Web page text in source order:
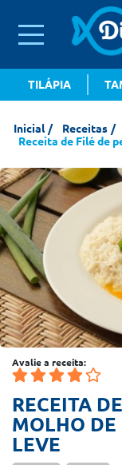
TILÁPIA
Inicial
Receitas
Receita de Filé de
Avalie a receita:
RECEITA
MOLHO DE
LEVE